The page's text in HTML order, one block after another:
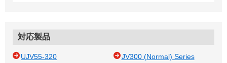
対応製品
UJV55-320
JV300 (Normal) Series